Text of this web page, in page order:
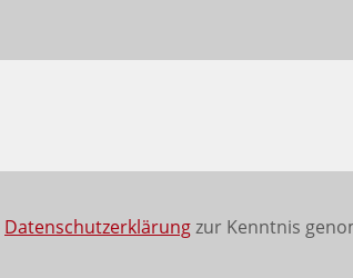
Datenschutzerklärungzur Kenntnis